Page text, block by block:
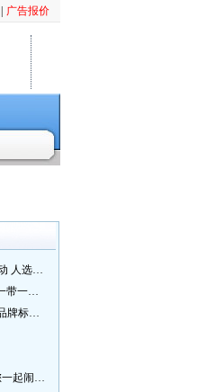
广告报价
第十届晋江市“我最喜爱的老师”寻访活动 人选推荐火热进行中 快来“秀”您最喜爱的老师
全国博士后创新创业大赛 海外境外（“一带一路”）赛七大赛道等你来战
最高奖金3万元 晋江市农产品区域公用品牌标识Logo及特色农产品包装设计征集活动正式启动
攻炮城、猜灯谜、赏花灯…… 安海邀您一起闹元宵